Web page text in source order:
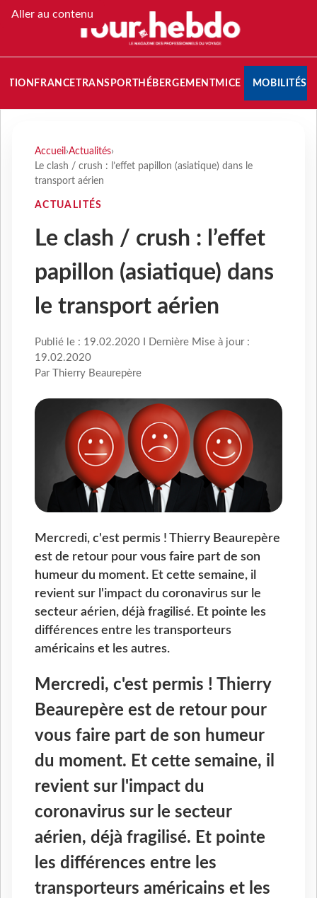
Aller au contenu
FRANCETRANSPORT HÉBERGEMENTMICE MOBILITÉS
Accueil ›Actualités›
Le clash / crush : l’effet papillon (asiatique) dans le
transport aérien
ACTUALITÉS
Le clash / crush : l’effet
papillon (asiatique) dans
le transport aérien
Publié le : 19.02.2020 I Dernière Mise à jour :
19.02.2020
Par Thierry Beaurepère
Mercredi, c'est permis ! Thierry Beaurepère
est de retour pour vous faire part de son
humeur du moment. Et cette semaine, il
revient sur l'impact du coronavirus sur le
secteur aérien, déjà fragilisé. Et pointe les
différences entre les transporteurs
américains et les autres.
Mercredi, c'est permis ! Thierry
Beaurepère est de retour pour
vous faire part de son humeur
du moment. Et cette semaine, il
revient sur l'impact du
coronavirus sur le secteur
aérien, déjà fragilisé. Et pointe
les différences entre les
transporteurs américains et les